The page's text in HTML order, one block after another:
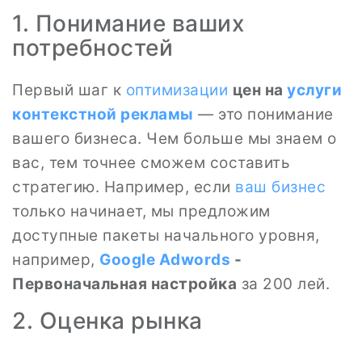
1. Понимание ваших
потребностей
Первый шаг к оптимизации цен на услуги
контекстной рекламы — это понимание
вашего бизнеса. Чем больше мы знаем о
вас, тем точнее сможем составить
стратегию. Например, если ваш бизнес
только начинает, мы предложим
доступные пакеты начального уровня,
например, Google Adwords -
Первоначальная настройка за 200 лей.
2. Оценка рынка